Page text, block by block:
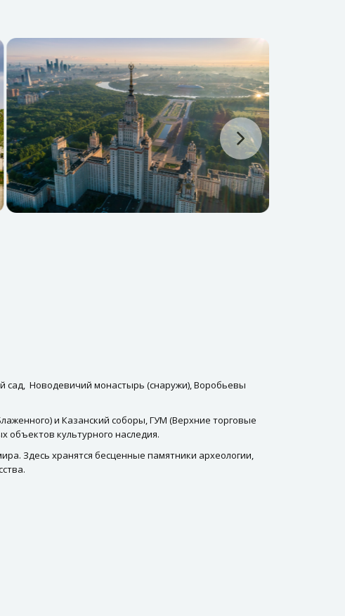
сад, Новодевичий монастырь (снаружи), Воробьевы
и Казанский соборы, ГУМ (Верхние торговые
объектов культурного наследия.
Здесь хранятся бесценные памятники археологии,